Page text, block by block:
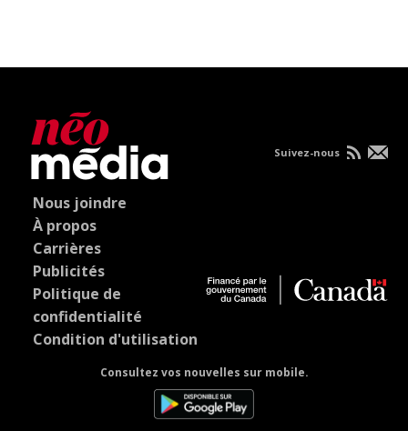
Nous joindre
À propos
Carrières
Publicités
Politique de
confidentialité
Condition d'utilisation
Consultez vos nouvelles sur mobile.
Suivez-nous